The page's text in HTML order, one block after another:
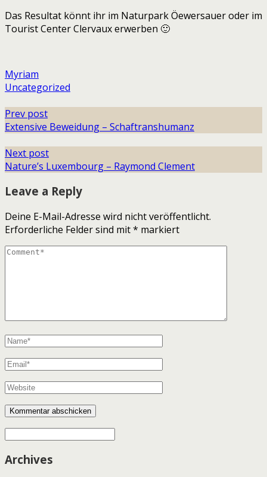
Das Resultat könnt ihr im Naturpark Öewersauer oder im
Tourist Center Clervaux erwerben 🙂
Myriam
Uncategorized
Prev post
Extensive Beweidung – Schaftranshumanz
Next post
Nature’s Luxembourg – Raymond Clement
Leave a Reply
Deine E-Mail-Adresse wird nicht veröffentlicht.
Erforderliche Felder sind mit* markiert
Archives